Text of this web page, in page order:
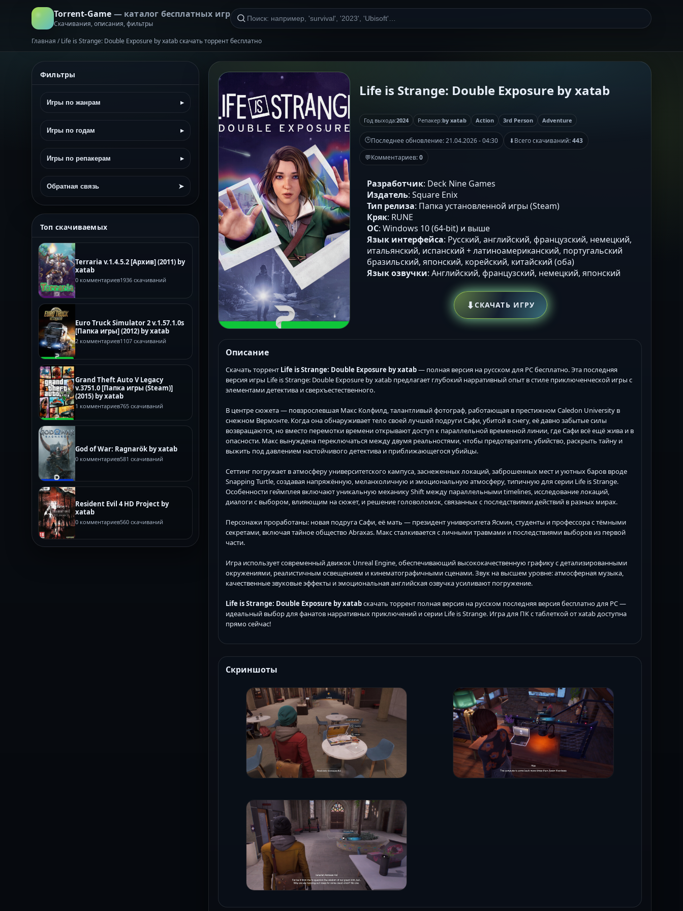
Torrent-Game — каталог бесплатных игр
Скачивания, описания, фильтры
Главная / Life is Strаnge: Double Exposure by xatab скачать торрент бесплатно
Фильтры
Игры по жанрам ▸
Игры по годам ▸
Игры по репакерам ▸
Обратная связь ➤
Топ скачиваемых
Terraria v.1.4.5.2 [Архив] (2011) by
xatab
0 комментариев1936 скачиваний
Euro Truck Simulator 2 v.1.57.1.0s
[Папка игры] (2012) by xatab
2 комментариев1107 скачиваний
Grand Theft Auto V Legacy
v.3751.0 [Папка игры (Steam)]
(2015) by xatab
1 комментариев765 скачиваний
God of War: Ragnarök by xatab
0 комментариев581 скачиваний
Resident Evil 4 HD Project by
xatab
0 комментариев560 скачиваний
Life is Strаnge: Double Exposure by xatab
Год выхода:2024 Репакер:by xatab Action 3rd Person Adventure
🕒Последнее обновление:21.04.2026 - 04:30 ⬇Всего скачиваний:443
💬Комментариев:0
Разработчик: Deck Nine Games
Издатель: Square Enix
Тип релиза: Папка установленной игры (Steam)
Кряк: RUNE
ОС: Windows 10 (64-bit) и выше
Язык интерфейса: Русский, английский, французский, немецкий,
итальянский, испанский + латиноамериканский, португальский
бразильский, японский, корейский, китайский (оба)
Язык озвучки: Английский, французский, немецкий, японский
⬇СКАЧАТЬ ИГРУ
Описание
Скачать торрент Life is Strange: Double Exposure by xatab— полная версия на русском для PC бесплатно. Эта последняя
версия игры Life is Strange: Double Exposure by xatab предлагает глубокий нарративный опыт в стиле приключенческой игры с
элементами детектива и сверхъестественного.
В центре сюжета — повзрослевшая Макс Колфилд, талантливый фотограф, работающая в престижном Caledon University в
снежном Вермонте. Когда она обнаруживает тело своей лучшей подруги Сафи, убитой в снегу, её давно забытые силы
возвращаются, но вместо перемотки времени открывают доступ к параллельной временной линии, где Сафи всё ещё жива и в
опасности. Макс вынуждена переключаться между двумя реальностями, чтобы предотвратить убийство, раскрыть тайну и
выжить под давлением настойчивого детектива и приближающегося убийцы.
Сеттинг погружает в атмосферу университетского кампуса, заснеженных локаций, заброшенных мест и уютных баров вроде
Snapping Turtle, создавая напряжённую, меланхоличную и эмоциональную атмосферу, типичную для серии Life is Strange.
Особенности геймплея включают уникальную механику Shift между параллельными timelines, исследование локаций,
диалоги с выбором, влияющим на сюжет, и решение головоломок, связанных с последствиями действий в разных мирах.
Персонажи проработаны: новая подруга Сафи, её мать — президент университета Ясмин, студенты и профессора с тёмными
секретами, включая тайное общество Abraxas. Макс сталкивается с личными травмами и последствиями выборов из первой
части.
Игра использует современный движок Unreal Engine, обеспечивающий высококачественную графику с детализированными
окружениями, реалистичным освещением и кинематографичными сценами. Звук на высшем уровне: атмосферная музыка,
качественные звуковые эффекты и эмоциональная английская озвучка усиливают погружение.
Life is Strange: Double Exposure by xatabскачать торрент полная версия на русском последняя версия бесплатно для PC —
идеальный выбор для фанатов нарративных приключений и серии Life is Strange. Игра для ПК с таблеткой от xatab доступна
прямо сейчас!
Скриншоты